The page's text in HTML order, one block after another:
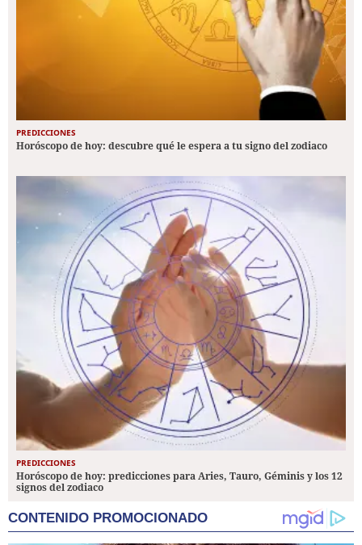
PREDICCIONES
Horóscopo de hoy: descubre qué le espera a tu signo del zodiaco
PREDICCIONES
Horóscopo de hoy: predicciones para Aries, Tauro, Géminis y los 12
signos del zodiaco
CONTENIDO PROMOCIONADO